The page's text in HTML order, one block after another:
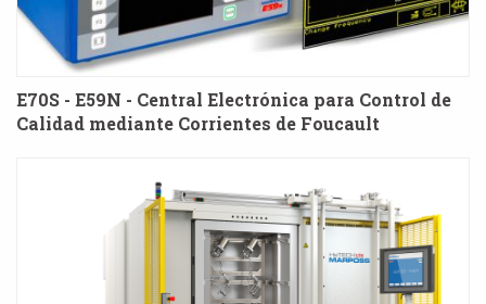
E70S - E59N - Central Electrónica para Control de
Calidad mediante Corrientes de Foucault